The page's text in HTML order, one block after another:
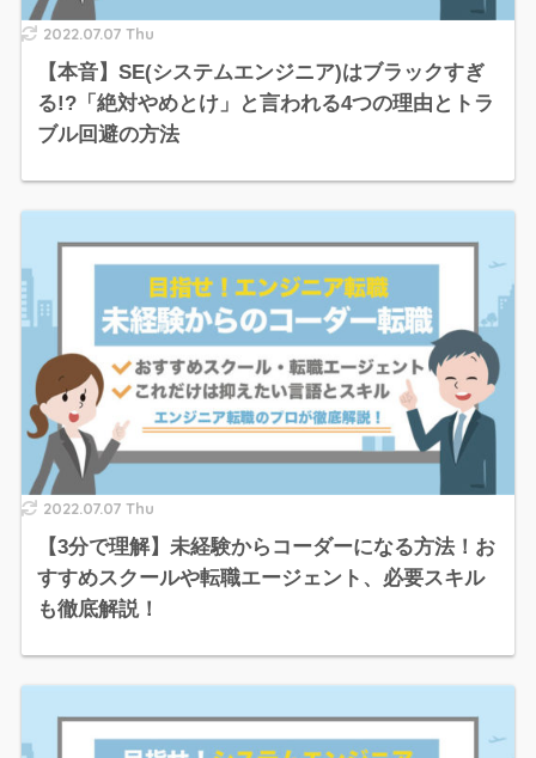
2022.07.07 Thu
【本音】SE(システムエンジニア)はブラックすぎ
る!?「絶対やめとけ」と言われる4つの理由とトラ
ブル回避の方法
2022.07.07 Thu
【3分で理解】未経験からコーダーになる方法！お
すすめスクールや転職エージェント、必要スキル
も徹底解説！